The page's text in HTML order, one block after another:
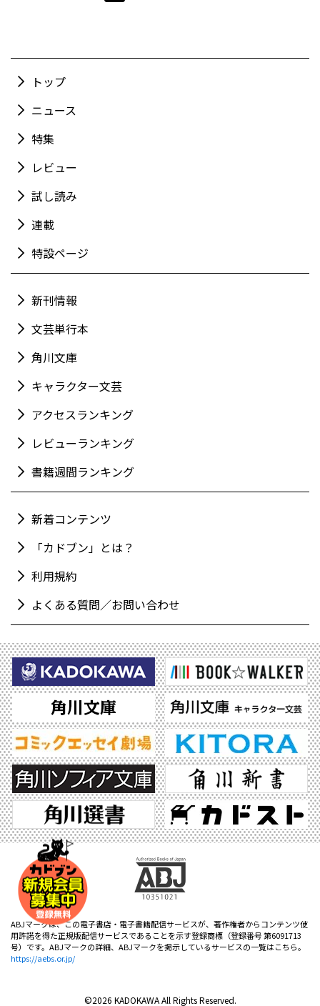
トップ
ニュース
特集
レビュー
試し読み
連載
特設ページ
新刊情報
文芸単行本
角川文庫
キャラクター文芸
アクセスランキング
レビューランキング
書籍週間ランキング
新着コンテンツ
「カドブン」とは？
利用規約
よくある質問／お問い合わせ
ABJマークは、この電子書店・電子書籍配信サービスが、著作権者からコンテンツ使
用許諾を得た正規版配信サービスであることを示す登録商標（登録番号 第6091713
号）です。ABJマークの詳細、ABJマークを掲示しているサービスの一覧はこちら。
https://aebs.or.jp/
©2026 KADOKAWA All Rights Reserved.